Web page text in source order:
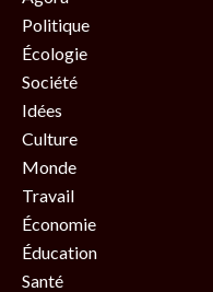
Politique
Écologie
Société
Idées
Culture
Monde
Travail
Économie
Éducation
Santé